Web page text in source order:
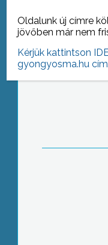
Oldalunk új címre
jövőben már nem
Kérjük kattintson
gyongyosma.hu